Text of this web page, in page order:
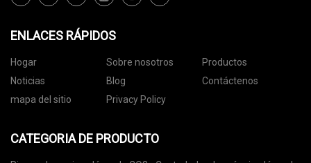
ENLACES RÁPIDOS
Hogar Sobre nosotros
Productos
Noticias
Blog
Contáctenos
mapa del sitio
Privacy Policy
CATEGORIA DE PRODUCTO